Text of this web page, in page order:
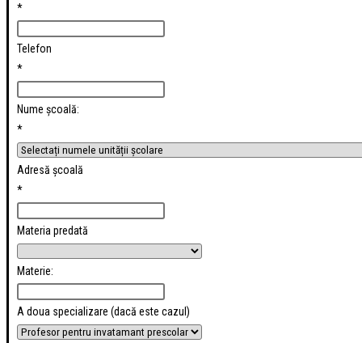
*
Telefon
*
Nume școală:
*
Adresă școală
*
Materia predată
Materie:
A doua specializare (dacă este cazul)